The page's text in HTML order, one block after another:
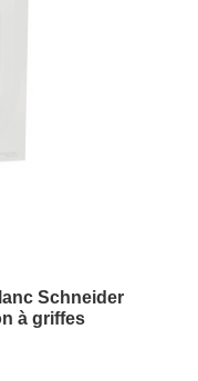
Schneider
à griffes